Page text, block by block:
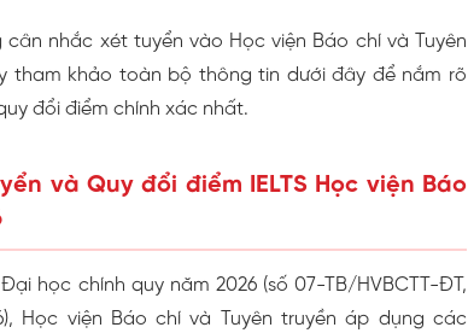
nhắc xét tuyển vào Học viện Báo chí và Tuyên
tham khảo toàn bộ thông tin dưới đây để nắm rõ
đổi điểm chính xác nhất.
và Quy đổi điểm IELTS Học viện Báo
học chính quy năm 2026 (số 07-TB/HVBCTT-ĐT,
Học viện Báo chí và Tuyên truyền áp dụng các